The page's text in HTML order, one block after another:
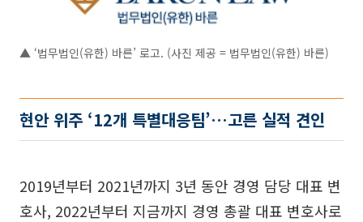
▲ ‘법무법인(유한) 바른’ 로고. (사진 제공 = 법무법인(유한) 바른)
현안 위주 ‘12개 특별대응팀’…고른 실적 견인
2019년부터 2021년까지 3년 동안 경영 담당 대표 변
호사, 2022년부터 지금까지 경영 총괄 대표 변호사로